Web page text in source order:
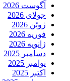
آگوست 2026
جولای 2026
ژوئن 2026
فوریه 2026
ژانویه 2026
دسامبر 2025
نوامبر 2025
اکتبر 2025